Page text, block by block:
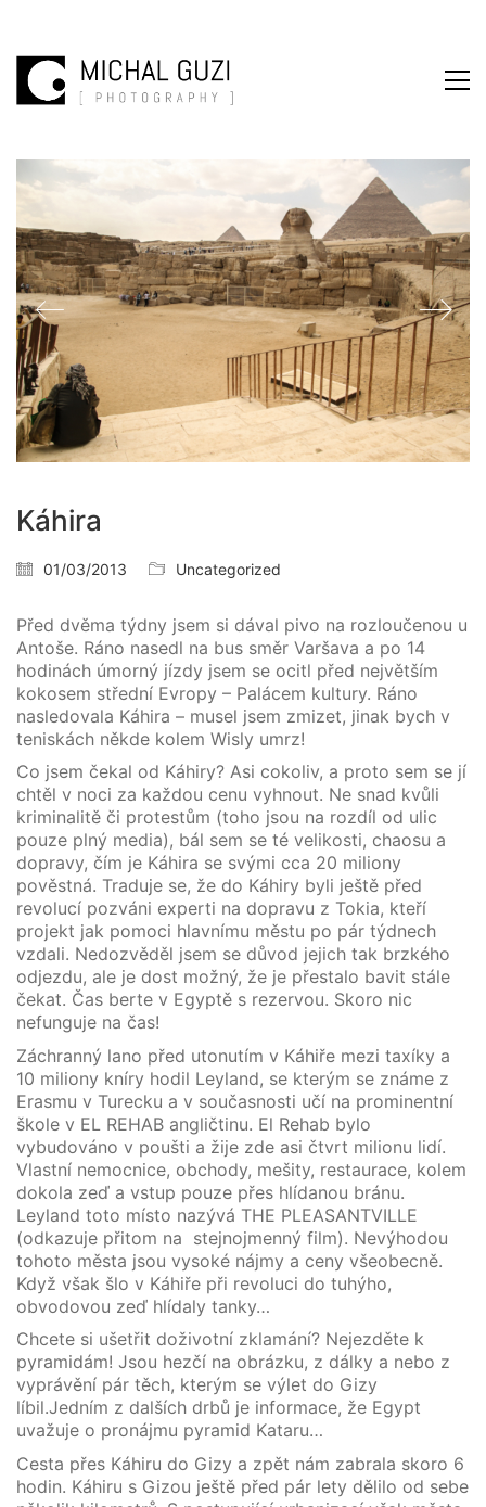
Káhira
01/03/2013 Uncategorized
Před dvěma týdny jsem si dával pivo na rozloučenou u
Antoše. Ráno nasedl na bus směr Varšava a po 14
hodinách úmorný jízdy jsem se ocitl před největším
kokosem střední Evropy – Palácem kultury. Ráno
nasledovala Káhira – musel jsem zmizet, jinak bych v
teniskách někde kolem Wisly umrz!
Co jsem čekal od Káhiry? Asi cokoliv, a proto sem se jí
chtěl v noci za každou cenu vyhnout. Ne snad kvůli
kriminalitě či protestům (toho jsou na rozdíl od ulic
pouze plný media), bál sem se té velikosti, chaosu a
dopravy, čím je Káhira se svými cca 20 miliony
pověstná. Traduje se, že do Káhiry byli ještě před
revolucí pozváni experti na dopravu z Tokia, kteří
projekt jak pomoci hlavnímu městu po pár týdnech
vzdali. Nedozvěděl jsem se důvod jejich tak brzkého
odjezdu, ale je dost možný, že je přestalo bavit stále
čekat. Čas berte v Egyptě s rezervou. Skoro nic
nefunguje na čas!
Záchranný lano před utonutím v Káhiře mezi taxíky a
10 miliony kníry hodil Leyland, se kterým se známe z
Erasmu v Turecku a v současnosti učí na prominentní
škole v EL REHAB angličtinu. El Rehab bylo
vybudováno v poušti a žije zde asi čtvrt milionu lidí.
Vlastní nemocnice, obchody, mešity, restaurace, kolem
dokola zeď a vstup pouze přes hlídanou bránu.
Leyland toto místo nazývá THE PLEASANTVILLE
(odkazuje přitom na stejnojmenný film). Nevýhodou
tohoto města jsou vysoké nájmy a ceny všeobecně.
Když však šlo v Káhiře při revoluci do tuhýho,
obvodovou zeď hlídaly tanky…
Chcete si ušetřit doživotní zklamání? Nejezděte k
pyramidám! Jsou hezčí na obrázku, z dálky a nebo z
vyprávění pár těch, kterým se výlet do Gizy
líbil.Jedním z dalších drbů je informace, že Egypt
uvažuje o pronájmu pyramid Kataru…
Cesta přes Káhiru do Gizy a zpět nám zabrala skoro 6
hodin. Káhiru s Gizou ještě před pár lety dělilo od sebe